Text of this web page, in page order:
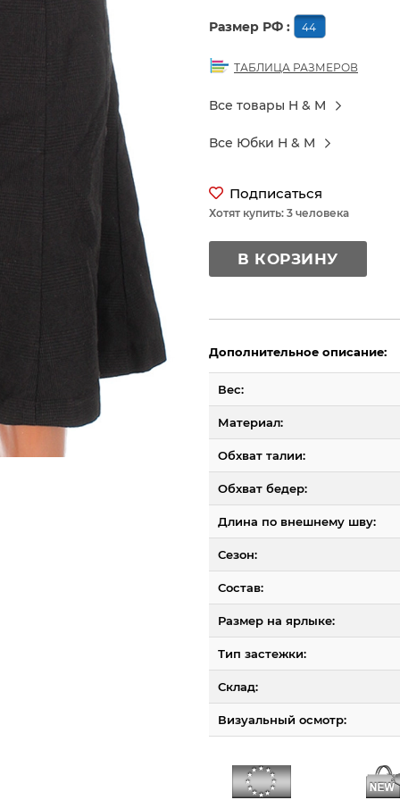
Размер РФ : 44
ТАБЛИЦА РАЗМЕРОВ
Все товары H & M
Все Юбки H & M
Подписаться
Хотят купить: 3 человека
В КОРЗИНУ
Дополнительное описание:
Вес:
Материал:
Обхват талии:
Обхват бедер:
Длина по внешнему шву:
Сезон:
Состав:
Размер на ярлыке:
Тип застежки:
Склад:
Визуальный осмотр: